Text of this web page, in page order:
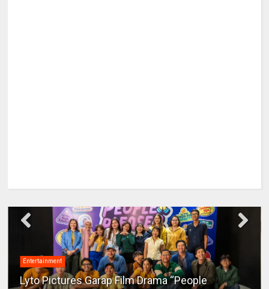
Entertainment
Lyto Pictures Garap Film Drama “People